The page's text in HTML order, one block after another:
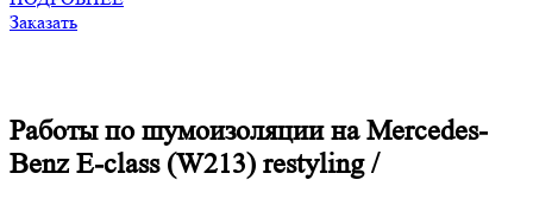
Заказать
Работы по шумоизоляции на Mercedes-
Benz E-class (W213) restyling/